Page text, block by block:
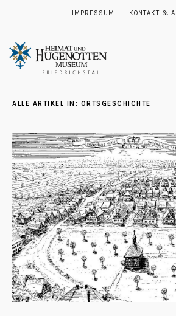
IMPRESSUM KONTAKT &
ALLE ARTIKEL IN: ORTSGESCHICHTE